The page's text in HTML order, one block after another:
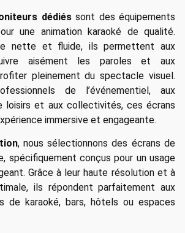
dédiéssont des équipements
une animation karaoké de qualité.
nette et fluide, ils permettent aux
aisément les paroles et aux
pleinement du spectacle visuel.
de l’événementiel, aux
loisirs et aux collectivités, ces écrans
immersive et engageante.
, nous sélectionnons des écrans de
spécifiquement conçus pour un usage
Grâce à leur haute résolution et à
ils répondent parfaitement aux
de karaoké, bars, hôtels ou espaces